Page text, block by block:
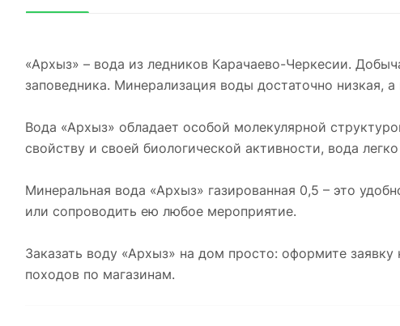
«Архыз» – вода из ледников Карачаево-Черкесии.
заповедника. Минерализация воды достаточно низкая,
Вода «Архыз» обладает особой молекулярной
свойству и своей биологической активности, вода
Минеральная вода «Архыз» газированная 0,5 – это
или сопроводить ею любое мероприятие.
Заказать воду «Архыз» на дом просто: оформите
походов по магазинам.